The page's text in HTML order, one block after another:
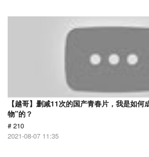
【越哥】删减11次的国产青春片，我是如何
物”的？
# 210
2021-08-07 11:35